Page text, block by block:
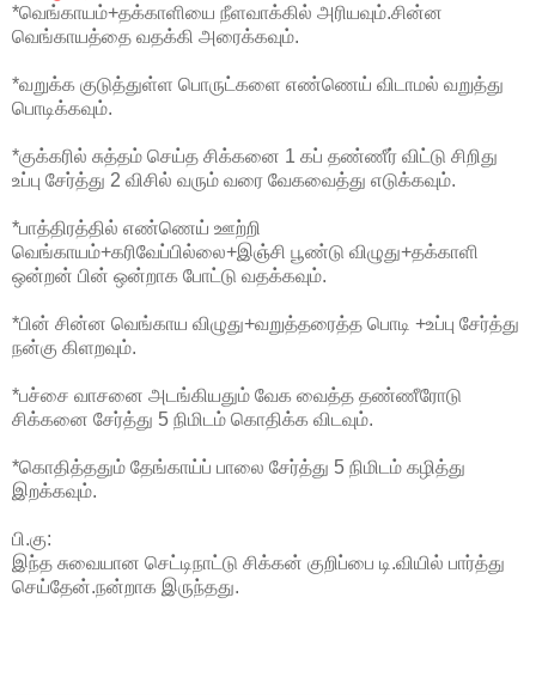
*வெங்காயம்+தக்காளியை நீளவாக்கில் அரியவும்.சின்ன
வெங்காயத்தை வதக்கி அரைக்கவும்.
*வறுக்க குடுத்துள்ள பொருட்களை எண்ணெய் விடாமல் வறுத்து
பொடிக்கவும்.
*குக்கரில் சுத்தம் செய்த சிக்கனை 1 கப் தண்ணீர் விட்டு சிறிது
உப்பு சேர்த்து 2 விசில் வரும் வரை வேகவைத்து எடுக்கவும்.
*பாத்திரத்தில் எண்ணெய் ஊற்றி
வெங்காயம்+கரிவேப்பில்லை+இஞ்சி பூண்டு விழுது+தக்காளி
ஒன்றன் பின் ஒன்றாக போட்டு வதக்கவும்.
*பின் சின்ன வெங்காய விழுது+வறுத்தரைத்த பொடி +உப்பு சேர்த்து
நன்கு கிளறவும்.
*பச்சை வாசனை அடங்கியதும் வேக வைத்த தண்ணீரோடு
சிக்கனை சேர்த்து 5 நிமிடம் கொதிக்க விடவும்.
*கொதித்ததும் தேங்காய்ப் பாலை சேர்த்து 5 நிமிடம் கழித்து
இறக்கவும்.
பி.கு:
இந்த சுவையான செட்டிநாட்டு சிக்கன் குறிப்பை டி.வியில் பார்த்து
செய்தேன்.நன்றாக இருந்தது.